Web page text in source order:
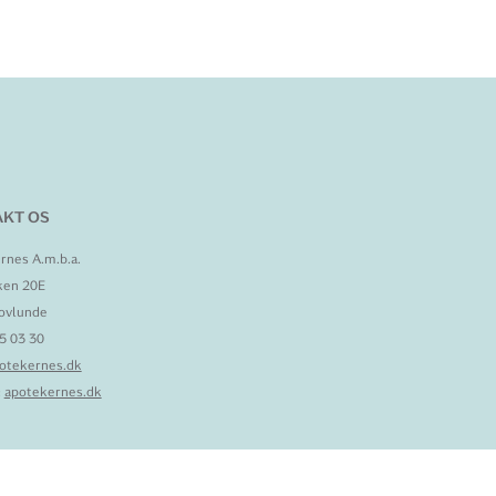
OS
A.m.b.a.
20E
03 30
apotekernes.dk